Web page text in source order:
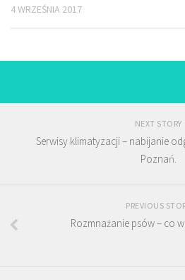
4 WRZEŚNIA 2017
NEXT STORY
Serwisy klimatyzacji – nabijanie
Poznań.
PREVIOUS
Rozmnażanie psów – co